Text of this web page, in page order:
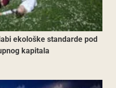
ekološke standarde pod
kapitala